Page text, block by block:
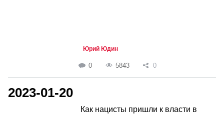
Юрий Юдин
0 5843 0
2023-01-20
Как нацисты пришли к власти в